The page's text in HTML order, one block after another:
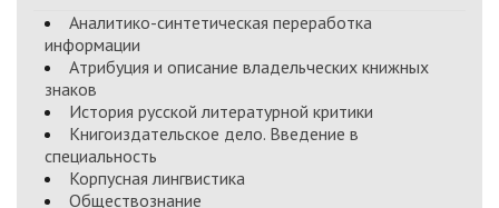
Аналитико-синтетическая переработка
информации
Атрибуция и описание владельческих книжных
знаков
История русской литературной критики
Книгоиздательское дело. Введение в
специальность
Корпусная лингвистика
Обществознание